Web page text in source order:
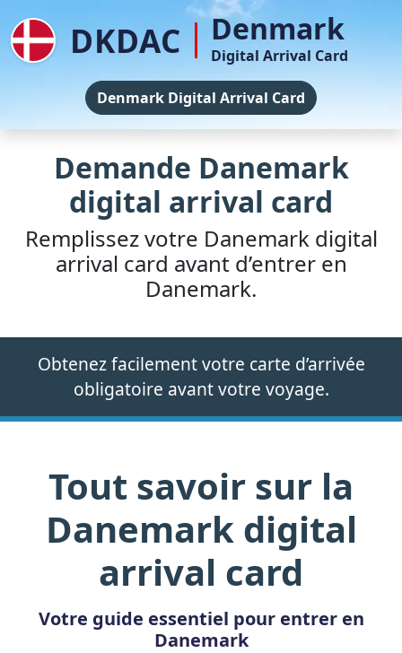
DKDAC Denmark
Digital Arrival Card
Denmark Digital Arrival Card
Demande Danemark
digital arrival card
Remplissez votre Danemark digital
arrival card avant d’entrer en
Danemark.
Obtenez facilement votre carte d’arrivée
obligatoire avant votre voyage.
Tout savoir sur la
Danemark digital
arrival card
Votre guide essentiel pour entrer en
Danemark